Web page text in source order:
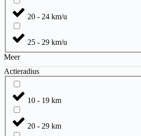
20 - 24 km/u
25 - 29 km/u
Meer
Actieradius
10 - 19 km
20 - 29 km